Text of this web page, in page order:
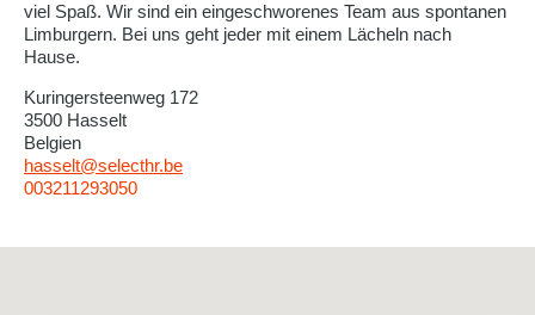
viel Spaß. Wir sind ein eingeschworenes Team aus spontanen
Limburgern. Bei uns geht jeder mit einem Lächeln nach
Hause.
Kuringersteenweg 172
3500 Hasselt
Belgien
hasselt@selecthr.be
003211293050